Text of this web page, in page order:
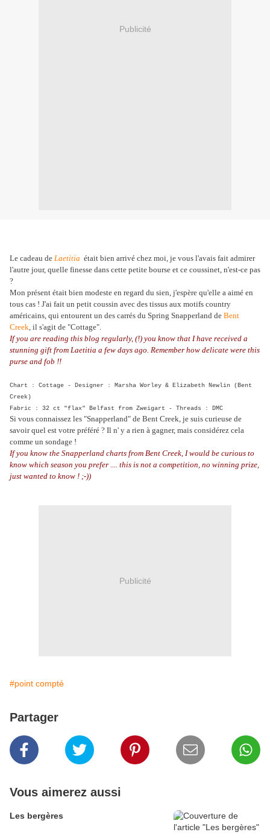
Publicité
Le cadeau de Laetitia était bien arrivé chez moi, je vous l'avais fait admirer
l'autre jour, quelle finesse dans cette petite bourse et ce coussinet, n'est-ce pas
?
Mon présent était bien modeste en regard du sien, j'espère qu'elle a aimé en
tous cas ! J'ai fait un petit coussin avec des tissus aux motifs country
américains, qui entourent un des carrés du Spring Snapperland de Bent
Creek, il s'agit de "Cottage".
If you are reading this blog regularly, (!) you know that I have received a
stunning gift from Laetitia a few days ago. Remember how delicate were this
purse and fob !!
Chart : Cottage - Designer : Marsha Worley & Elizabeth Newlin (Bent
Creek)
Fabric : 32 ct "flax" Belfast from Zweigart - Threads : DMC
Si vous connaissez les "Snapperland" de Bent Creek, je suis curieuse de
savoir quel est votre préféré ? Il n' y a rien à gagner, mais considérez cela
comme un sondage !
If you know the Snapperland charts from Bent Creek, I would be curious to
know which season you prefer .... this is not a competition, no winning prize,
just wanted to know ! ;-))
Publicité
#point compté
Partager
Vous aimerez aussi
Les bergères